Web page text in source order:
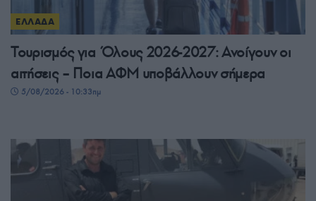
ΕΛΛΑΔΑ
Τουρισμός για Όλους 2026-2027: Ανοίγουν οι
αιτήσεις – Ποια ΑΦΜ υποβάλλουν σήμερα
5/08/2026 - 10:33πμ